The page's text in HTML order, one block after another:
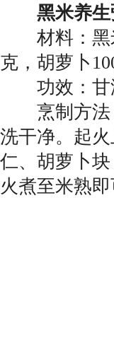
黑米养
材料：黑米
克，胡萝卜
功效：甘
烹制方法：
洗干净。起
仁、胡萝卜
火煮至米熟